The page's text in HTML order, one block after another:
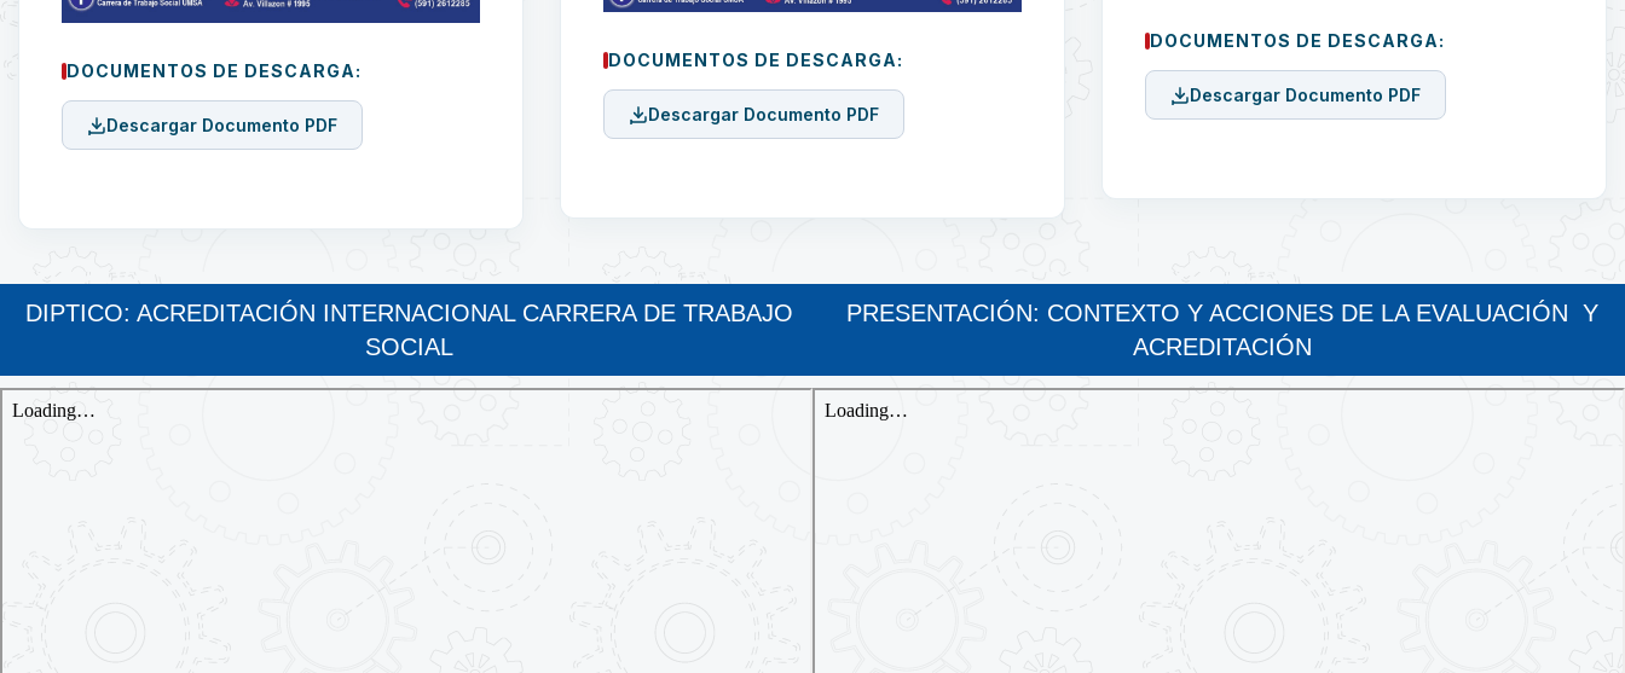
DOCUMENTOS DE DESCARGA:
Descargar Documento PDF
DOCUMENTOS DE DESCARGA:
Descargar Documento PDF
DOCUMENTOS DE DESCARGA:
Descargar Documento PDF
DIPTICO: ACREDITACIÓN INTERNACIONAL CARRERA DE TRABAJO
SOCIAL
PRESENTACIÓN: CONTEXTO Y ACCIONES DE LA EVALUACIÓN Y
ACREDITACIÓN